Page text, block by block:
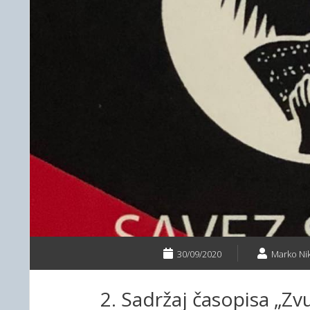
30/09/2020 Marko
2. Sadržaj časopisa